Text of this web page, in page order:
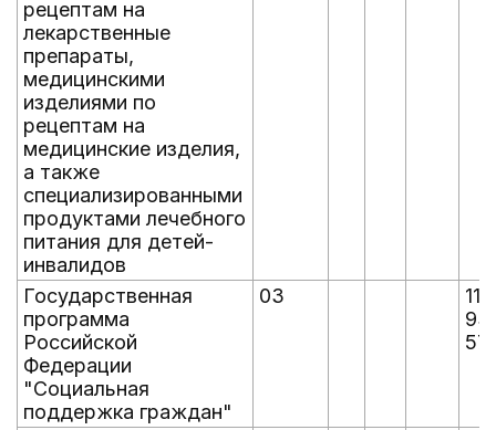
рецептам на
лекарственные
препараты,
медицинскими
изделиями по
рецептам на
медицинские изделия,
а также
специализированными
продуктами лечебного
питания для детей-
инвалидов
Государственная
программа
Российской
Федерации
"Социальная
поддержка граждан"
03
115